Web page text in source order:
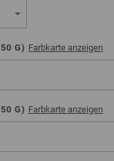
50 G) Farbkarte anzeigen
50 G) Farbkarte anzeigen